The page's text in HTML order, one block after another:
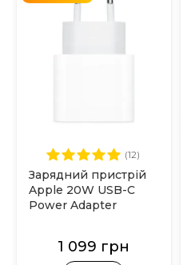
(12)
Зарядний пристрій
Apple 20W USB-C
Power Adapter
1 099 грн